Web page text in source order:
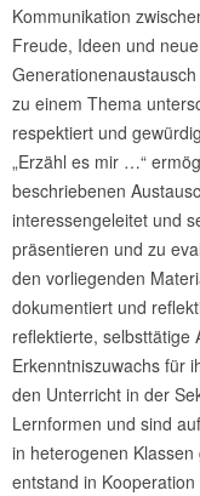
Kommunikation
Freude, Ideen und
zu einem Thema
respektiert und
„Erzähl es mir …“
beschriebenen
interessengeleitet und
präsentieren und zu
den vorliegenden
dokumentiert und
reflektierte, selbsttätige
Erkenntniszuwachs für
den Unterricht in der
Lernformen und sind
in heterogenen
entstand in